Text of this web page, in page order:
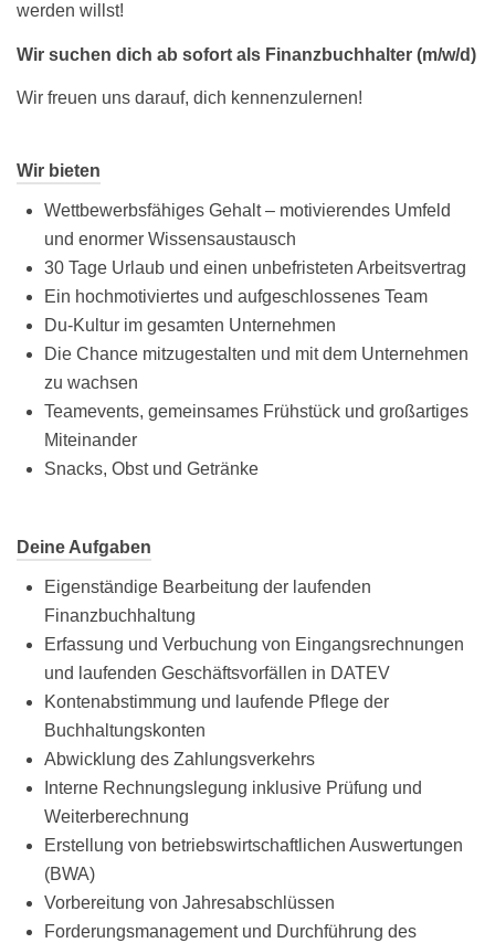
werden willst!
Wir suchen dich ab sofort als Finanzbuchhalter (m/w/d)
Wir freuen uns darauf, dich kennenzulernen!
Wir bieten
Wettbewerbsfähiges Gehalt – motivierendes Umfeld
und enormer Wissensaustausch
30 Tage Urlaub und einen unbefristeten Arbeitsvertrag
Ein hochmotiviertes und aufgeschlossenes Team
Du-Kultur im gesamten Unternehmen
Die Chance mitzugestalten und mit dem Unternehmen
zu wachsen
Teamevents, gemeinsames Frühstück und großartiges
Miteinander
Snacks, Obst und Getränke
Deine Aufgaben
Eigenständige Bearbeitung der laufenden
Finanzbuchhaltung
Erfassung und Verbuchung von Eingangsrechnungen
und laufenden Geschäftsvorfällen in DATEV
Kontenabstimmung und laufende Pflege der
Buchhaltungskonten
Abwicklung des Zahlungsverkehrs
Interne Rechnungslegung inklusive Prüfung und
Weiterberechnung
Erstellung von betriebswirtschaftlichen Auswertungen
(BWA)
Vorbereitung von Jahresabschlüssen
Forderungsmanagement und Durchführung des